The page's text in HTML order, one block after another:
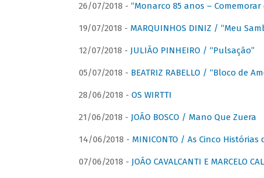
26/07/2018 - “Monarco 85 anos – Comemorar
19/07/2018 - MARQUINHOS DINIZ / “Meu
12/07/2018 - JULIÃO PINHEIRO / “Pulsação”
05/07/2018 - BEATRIZ RABELLO / “Bloco de
28/06/2018 - OS WIRTTI
21/06/2018 - JOÃO BOSCO / Mano Que Zuera
14/06/2018 - MINICONTO / As Cinco
07/06/2018 - JOÃO CAVALCANTI E MARCELO